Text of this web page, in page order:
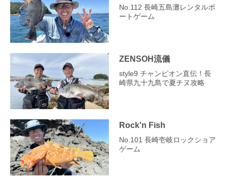
No.112 長崎五島灘レンタルボ
ートゲーム
ZENSOH流儀
style9 チャンピオン直伝！長
崎県九十九島で夏チヌ攻略
Rock'n Fish
No.101 長崎壱岐ロックショア
ゲーム